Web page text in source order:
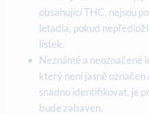
obsahující THC, nejsou
letadla, pokud
lístek.
Neznámé a neoznačené
který není jasně označen
snadno identifikovat, je
bude zabaven.